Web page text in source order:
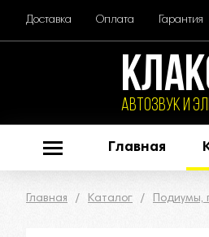
Доставка Оплата Гарантия
АВТОЗВУК и
Главная
Главная Каталог Подиумы,